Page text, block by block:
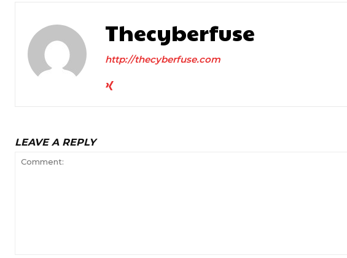
Thecyberfuse
http://thecyberfuse.com
LEAVE A REPLY